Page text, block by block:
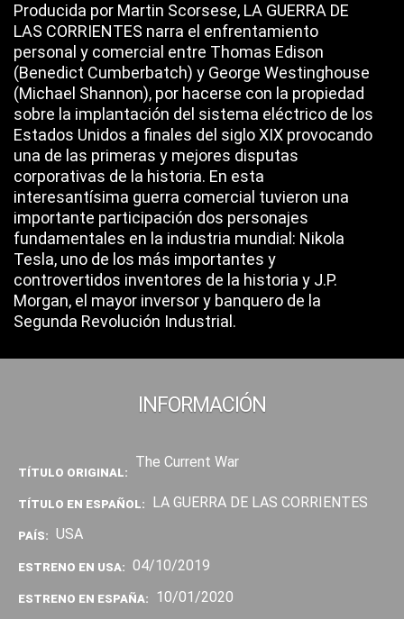
Producida por Martin Scorsese, LA GUERRA DE
LAS CORRIENTES narra el enfrentamiento
personal y comercial entre Thomas Edison
(Benedict Cumberbatch) y George Westinghouse
(Michael Shannon), por hacerse con la propiedad
sobre la implantación del sistema eléctrico de los
Estados Unidos a finales del siglo XIX provocando
una de las primeras y mejores disputas
corporativas de la historia. En esta
interesantísima guerra comercial tuvieron una
importante participación dos personajes
fundamentales en la industria mundial: Nikola
Tesla, uno de los más importantes y
controvertidos inventores de la historia y J.P.
Morgan, el mayor inversor y banquero de la
Segunda Revolución Industrial.
INFORMACIÓN
TÍTULO ORIGINAL:
The Current War
TÍTULO EN ESPAÑOL: LA GUERRA DE LAS CORRIENTES
PAÍS: USA
ESTRENO EN USA: 04/10/2019
ESTRENO EN ESPAÑA: 10/01/2020